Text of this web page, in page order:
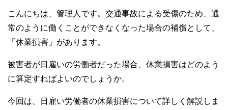
こんにちは、管理人です。交通事故による受傷のため、通
常のように働くことができなくなった場合の補償として、
「休業損害」があります。
被害者が日雇いの労働者だった場合、休業損害はどのよう
に算定すればよいのでしょうか。
今回は、日雇い労働者の休業損害について詳しく解説しま